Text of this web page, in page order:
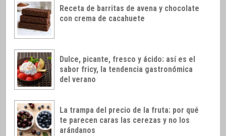
Receta de barritas de avena y chocolate
con crema de cacahuete
Dulce, picante, fresco y ácido: así es el
sabor fricy, la tendencia gastronómica
del verano
La trampa del precio de la fruta: por qué
te parecen caras las cerezas y no los
arándanos